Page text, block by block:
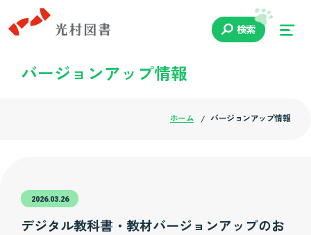
検索
バージョンアップ情報
ホーム バージョンアップ情報
2026.03.26
デジタル教科書・教材バージョンアップのお